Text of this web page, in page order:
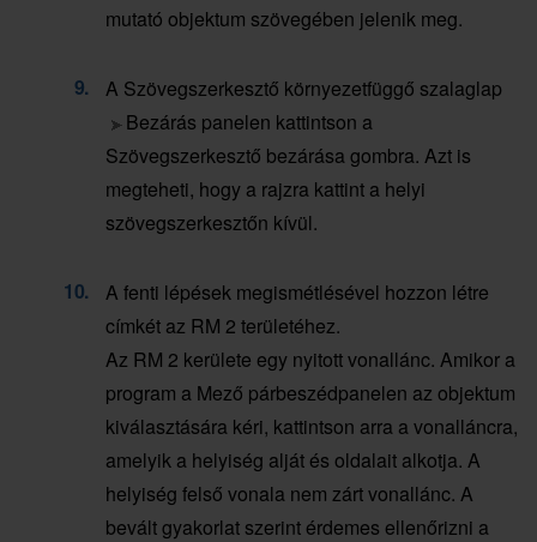
mutató objektum szövegében jelenik meg.
A Szövegszerkesztő környezetfüggő szalaglap
Bezárás panelen kattintson a
Szövegszerkesztő bezárása gombra. Azt is
megteheti, hogy a rajzra kattint a helyi
szövegszerkesztőn kívül.
A fenti lépések megismétlésével hozzon létre
címkét az RM 2 területéhez.
Az RM 2 kerülete egy nyitott vonallánc. Amikor a
program a Mező párbeszédpanelen az objektum
kiválasztására kéri, kattintson arra a vonalláncra,
amelyik a helyiség alját és oldalait alkotja. A
helyiség felső vonala nem zárt vonallánc. A
bevált gyakorlat szerint érdemes ellenőrizni a